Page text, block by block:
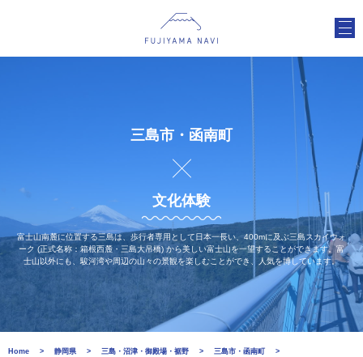
三島市・函南町
文化体験
富士山南麓に位置する三島は、歩行者専用として日本一長い、400mに及ぶ三島スカイウォ
ーク (正式名称：箱根西麓・三島大吊橋) から美しい富士山を一望することができます。富
士山以外にも、駿河湾や周辺の山々の景観を楽しむことができ、人気を博しています。
Home 静岡県 三島・沼津・御殿場・裾野
三島市・函南町